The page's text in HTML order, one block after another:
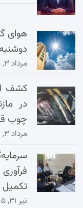
هوای
دوشنبه
مرداد ۳, ۱۴۰۵
کشف
در
چوب
مرداد ۳, ۱۴۰۵
تکمیل
تیر ۳۱, ۱۴۰۵